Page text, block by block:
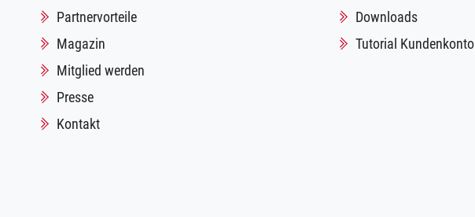
Partnervorteile
Magazin
Mitglied werden
Presse
Kontakt
Downloads
Tutorial Kundenkonto